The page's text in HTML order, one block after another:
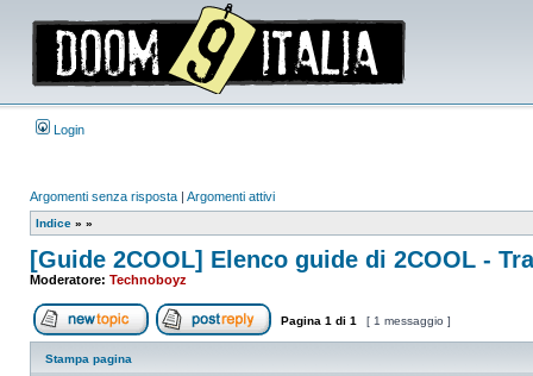
Login
Argomenti senza risposta | Argomenti attivi
Indice » »
[Guide 2COOL] Elenco guide di 2COOL -
Moderatore: Technoboyz
Apri un nuovo argomentoRispondi all’argomento
Pagina 1 di 1 [ 1 messaggio ]
Stampa pagina